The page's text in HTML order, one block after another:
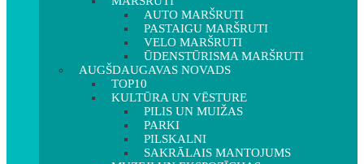
AUTO MARŠRUTI
PASTAIGU MARŠRUTI
VELO MARŠRUTI
ŪDENSTŪRISMA MARŠRUTI
AUGŠDAUGAVAS NOVADS
TOP10
KULTŪRA UN VĒSTURE
PILIS UN MUIŽAS
PARKI
PILSKALNI
SAKRĀLAIS MANTOJUMS